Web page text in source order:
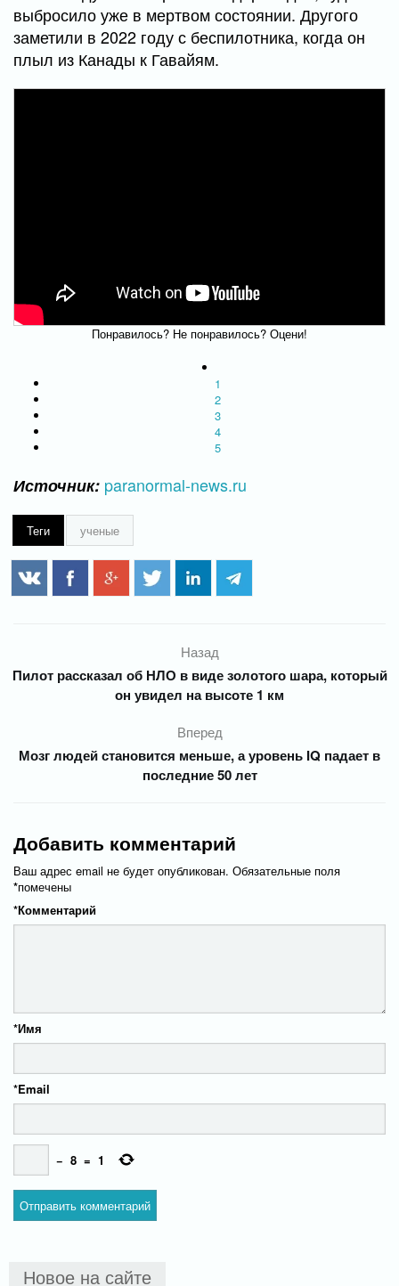
выбросило уже в мертвом состоянии. Другого
заметили в 2022 году с беспилотника, когда он
плыл из Канады к Гавайям.
Понравилось? Не понравилось? Оцени!
1
2
3
4
5
Источник: paranormal-news.ru
Теги ученые
Назад
Пилот рассказал об НЛО в виде золотого шара, который
он увидел на высоте 1 км
Вперед
Мозг людей становится меньше, а уровень IQ падает в
последние 50 лет
Добавить комментарий
Ваш адрес email не будет опубликован. Обязательные поля
помечены
*
Комментарий
*
Имя
*
Email
*
− 8 = 1
Новое на сайте